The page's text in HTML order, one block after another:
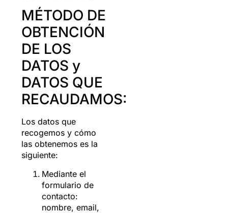
MÉTODO DE
OBTENCIÓN
DE LOS
DATOS y
DATOS QUE
RECAUDAMOS:
Los datos que
recogemos y cómo
las obtenemos es la
siguiente:
Mediante el
formulario de
contacto:
nombre, email,